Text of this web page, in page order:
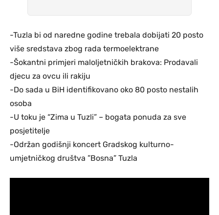
-Tuzla bi od naredne godine trebala dobijati 20 posto
više sredstava zbog rada termoelektrane
-Šokantni primjeri maloljetničkih brakova: Prodavali
djecu za ovcu ili rakiju
-Do sada u BiH identifikovano oko 80 posto nestalih
osoba
-U toku je “Zima u Tuzli” – bogata ponuda za sve
posjetitelje
-Održan godišnji koncert Gradskog kulturno-
umjetničkog društva ”Bosna” Tuzla